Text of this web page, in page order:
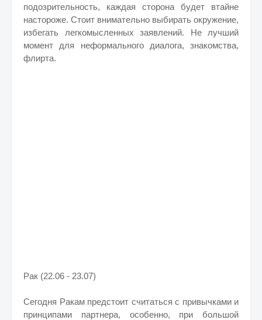
подозрительность, каждая сторона будет втайне
настороже. Стоит внимательно выбирать окружение,
избегать легкомысленных заявлений. Не лучший
момент для неформального диалога, знакомства,
флирта.
Рак (22.06 - 23.07)
Сегодня Ракам предстоит считаться с привычками и
принципами партнера, особенно, при большой